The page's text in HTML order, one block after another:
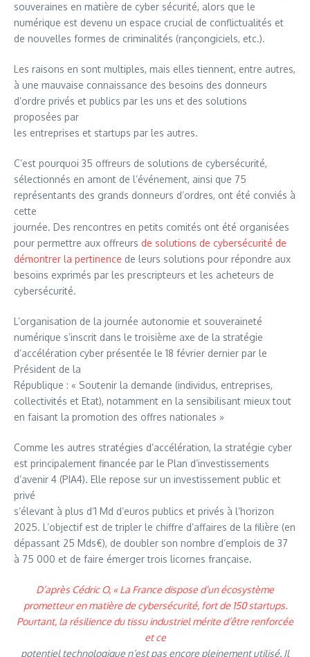
souveraines en matière de cyber sécurité, alors que le
numérique est devenu un espace crucial de conflictualités et
de nouvelles formes de criminalités (rançongiciels, etc.).
Les raisons en sont multiples, mais elles tiennent, entre autres,
à une mauvaise connaissance des besoins des donneurs
d’ordre privés et publics par les uns et des solutions
proposées par
les entreprises et startups par les autres.
C’est pourquoi 35 offreurs de solutions de cybersécurité,
sélectionnés en amont de l’événement, ainsi que 75
représentants des grands donneurs d’ordres, ont été conviés à
cette
journée. Des rencontres en petits comités ont été organisées
pour permettre aux offreurs de solutions de cybersécurité de
démontrer la pertinence de leurs solutions pour répondre aux
besoins exprimés par les prescripteurs et les acheteurs de
cybersécurité.
L’organisation de la journée autonomie et souveraineté
numérique s’inscrit dans le troisième axe de la stratégie
d’accélération cyber présentée le 18 février dernier par le
Président de la
République : « Soutenir la demande (individus, entreprises,
collectivités et Etat), notamment en la sensibilisant mieux tout
en faisant la promotion des offres nationales »
Comme les autres stratégies d’accélération, la stratégie cyber
est principalement financée par le Plan d’investissements
d’avenir 4 (PIA4). Elle repose sur un investissement public et
privé
s’élevant à plus d’1 Md d’euros publics et privés à l’horizon
2025. L’objectif est de tripler le chiffre d’affaires de la filière (en
dépassant 25 Mds€), de doubler son nombre d’emplois de 37
à 75 000 et de faire émerger trois licornes française.
D’après Cédric O, « La France dispose d’un écosystème
prometteur en matière de cybersécurité, fort de 150 startups.
Pourtant, la résilience du tissu industriel mérite d’être renforcée
et ce
potentiel technologique n’est pas encore pleinement utilisé. Il